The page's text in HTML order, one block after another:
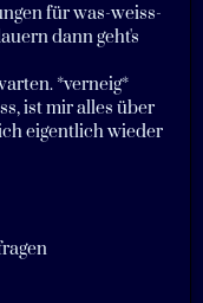
für was-weiss-
dann geht's
*verneig*
ist mir alles über
eigentlich wieder